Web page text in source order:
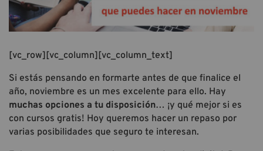
[vc_row][vc_column][vc_column_text]
Si estás pensando en formarte antes de que finalice el
año, noviembre es un mes excelente para ello. Hay
muchas opciones a tu disposición… ¡y qué mejor si es
con cursos gratis! Hoy queremos hacer un repaso por
varias posibilidades que seguro te interesan.